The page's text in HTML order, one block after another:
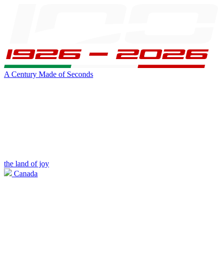
A Century Made of Seconds
the land of joy
Canada